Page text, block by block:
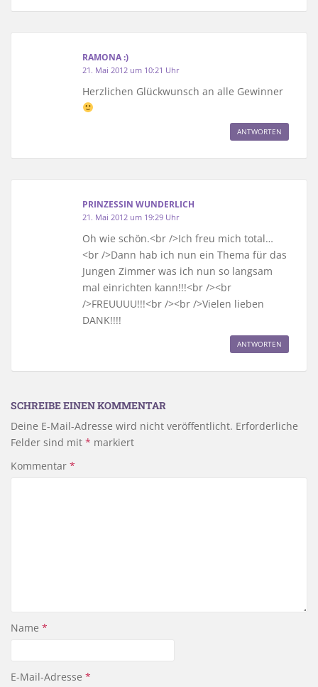
RAMONA :)
21. Mai 2012 um 10:21 Uhr
Herzlichen Glückwunsch an alle Gewinner
ANTWORTEN
PRINZESSIN WUNDERLICH
21. Mai 2012 um 19:29 Uhr
Oh wie schön.<br />Ich freu mich total…
<br />Dann hab ich nun ein Thema für das
Jungen Zimmer was ich nun so langsam
mal einrichten kann!!!<br /><br
/>FREUUUU!!!<br /><br />Vielen lieben
DANK!!!!
ANTWORTEN
SCHREIBE EINEN KOMMENTAR
Deine E-Mail-Adresse wird nicht veröffentlicht. Erforderliche
Felder sind mit * markiert
Kommentar *
Name *
E-Mail-Adresse *